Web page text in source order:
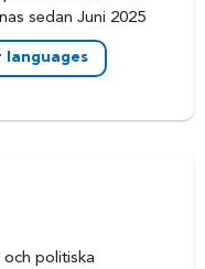
sedan Juni 2025
languages
politiska